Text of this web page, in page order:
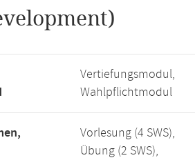
Vertiefungsmodul,
Wahlpflichtmodul
Vorlesung (4 SWS),
Übung (2 SWS),